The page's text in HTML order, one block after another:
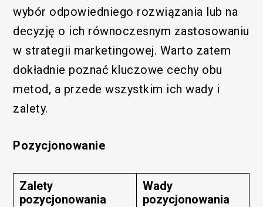
wybór odpowiedniego rozwiązania lub na
decyzję o ich równoczesnym zastosowaniu
w strategii marketingowej. Warto zatem
dokładnie poznać kluczowe cechy obu
metod, a przede wszystkim ich wady i
zalety.
Pozycjonowanie
Zalety
pozycjonowania
Wady
pozycjonowania